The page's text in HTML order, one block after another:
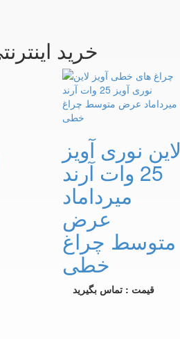
خرید
لاین نوری آویز
25 وات آرند
میرداماد
عرض
متوسط چراغ
خطی
قیمت : تماس بگیرید